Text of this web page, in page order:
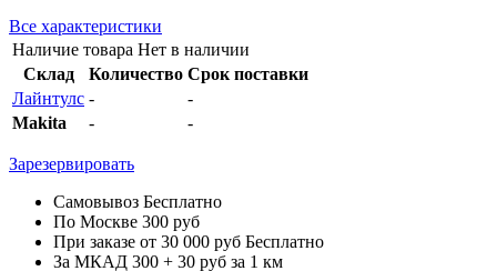
Все характеристики
Наличие товара Нет в наличии
Склад
Количество Срок поставки
Лайнтулс -
-
Makita
- -
Зарезервировать
Самовывоз Бесплатно
По Москве 300 руб
При заказе от 30 000 руб Бесплатно
За МКАД 300 + 30 руб за 1 км